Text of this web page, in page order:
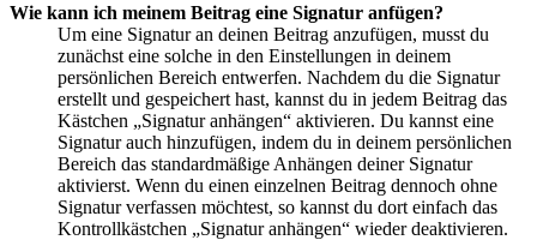
Wie kann ich meinem Beitrag eine Signatur anfügen?
Um eine Signatur an deinen Beitrag anzufügen, musst du
zunächst eine solche in den Einstellungen in deinem
persönlichen Bereich entwerfen. Nachdem du die Signatur
erstellt und gespeichert hast, kannst du in jedem Beitrag das
Kästchen „Signatur anhängen“ aktivieren. Du kannst eine
Signatur auch hinzufügen, indem du in deinem persönlichen
Bereich das standardmäßige Anhängen deiner Signatur
aktivierst. Wenn du einen einzelnen Beitrag dennoch ohne
Signatur verfassen möchtest, so kannst du dort einfach das
Kontrollkästchen „Signatur anhängen“ wieder deaktivieren.